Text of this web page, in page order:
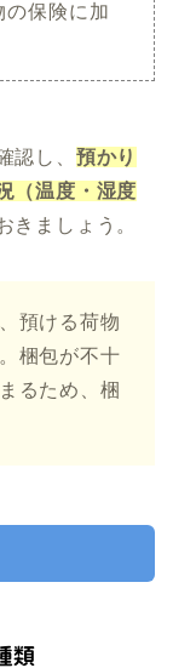
保険に加
認し、 預かり
（温度・湿度
きましょう。
預ける荷物
梱包が不十
るため、梱